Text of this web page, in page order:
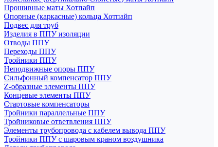
Прошивные маты Хотпайп
Опорные (каркасные) кольца Хотпайп
Подвес для труб
Изделия в ППУ изоляции
Отводы ППУ
Переходы ППУ
Тройники ППУ
Неподвижные опоры ППУ
Cильфонный компенсатор ППУ
Z-образные элементы ППУ
Концевые элементы ППУ
Стартовые компенсаторы
Тройники параллельные ППУ
Тройниковые ответвления ППУ
Элементы трубопровода с кабелем вывода ППУ
Тройники ППУ с шаровым краном воздушника